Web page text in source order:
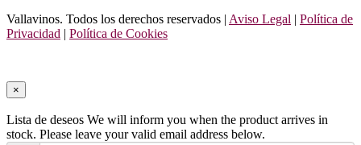
Vallavinos. Todos los derechos reservados | Aviso Legal | Política de
Privacidad | Política de Cookies
×
Lista de deseos We will inform you when the product arrives in
stock. Please leave your valid email address below.